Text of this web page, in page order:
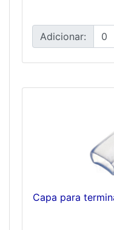
Adicionar:
Capa para